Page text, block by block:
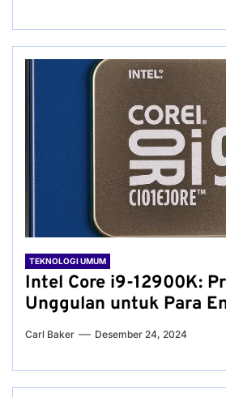
TEKNOLOGI UMUM
Intel Core i9-12900K:
Unggulan untuk Para
Carl Baker Desember 24, 2024